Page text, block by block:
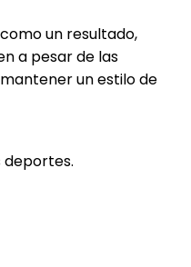
un resultado,
a pesar de las
un estilo de
deportes.